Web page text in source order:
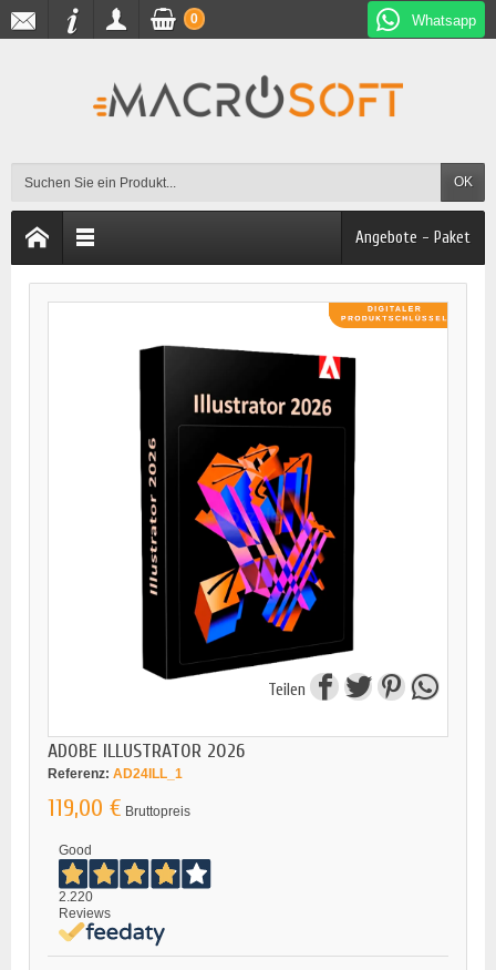
Whatsapp
OK
0
Angebote - Paket
Teilen
ADOBE ILLUSTRATOR 2026
Referenz: AD24ILL_1
119,00 € Bruttopreis
Good
2.220
Reviews